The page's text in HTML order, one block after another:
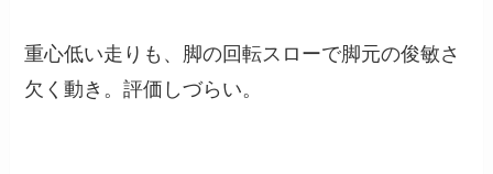
重心低い走りも、脚の回転スローで脚元の俊敏さ
欠く動き。評価しづらい。